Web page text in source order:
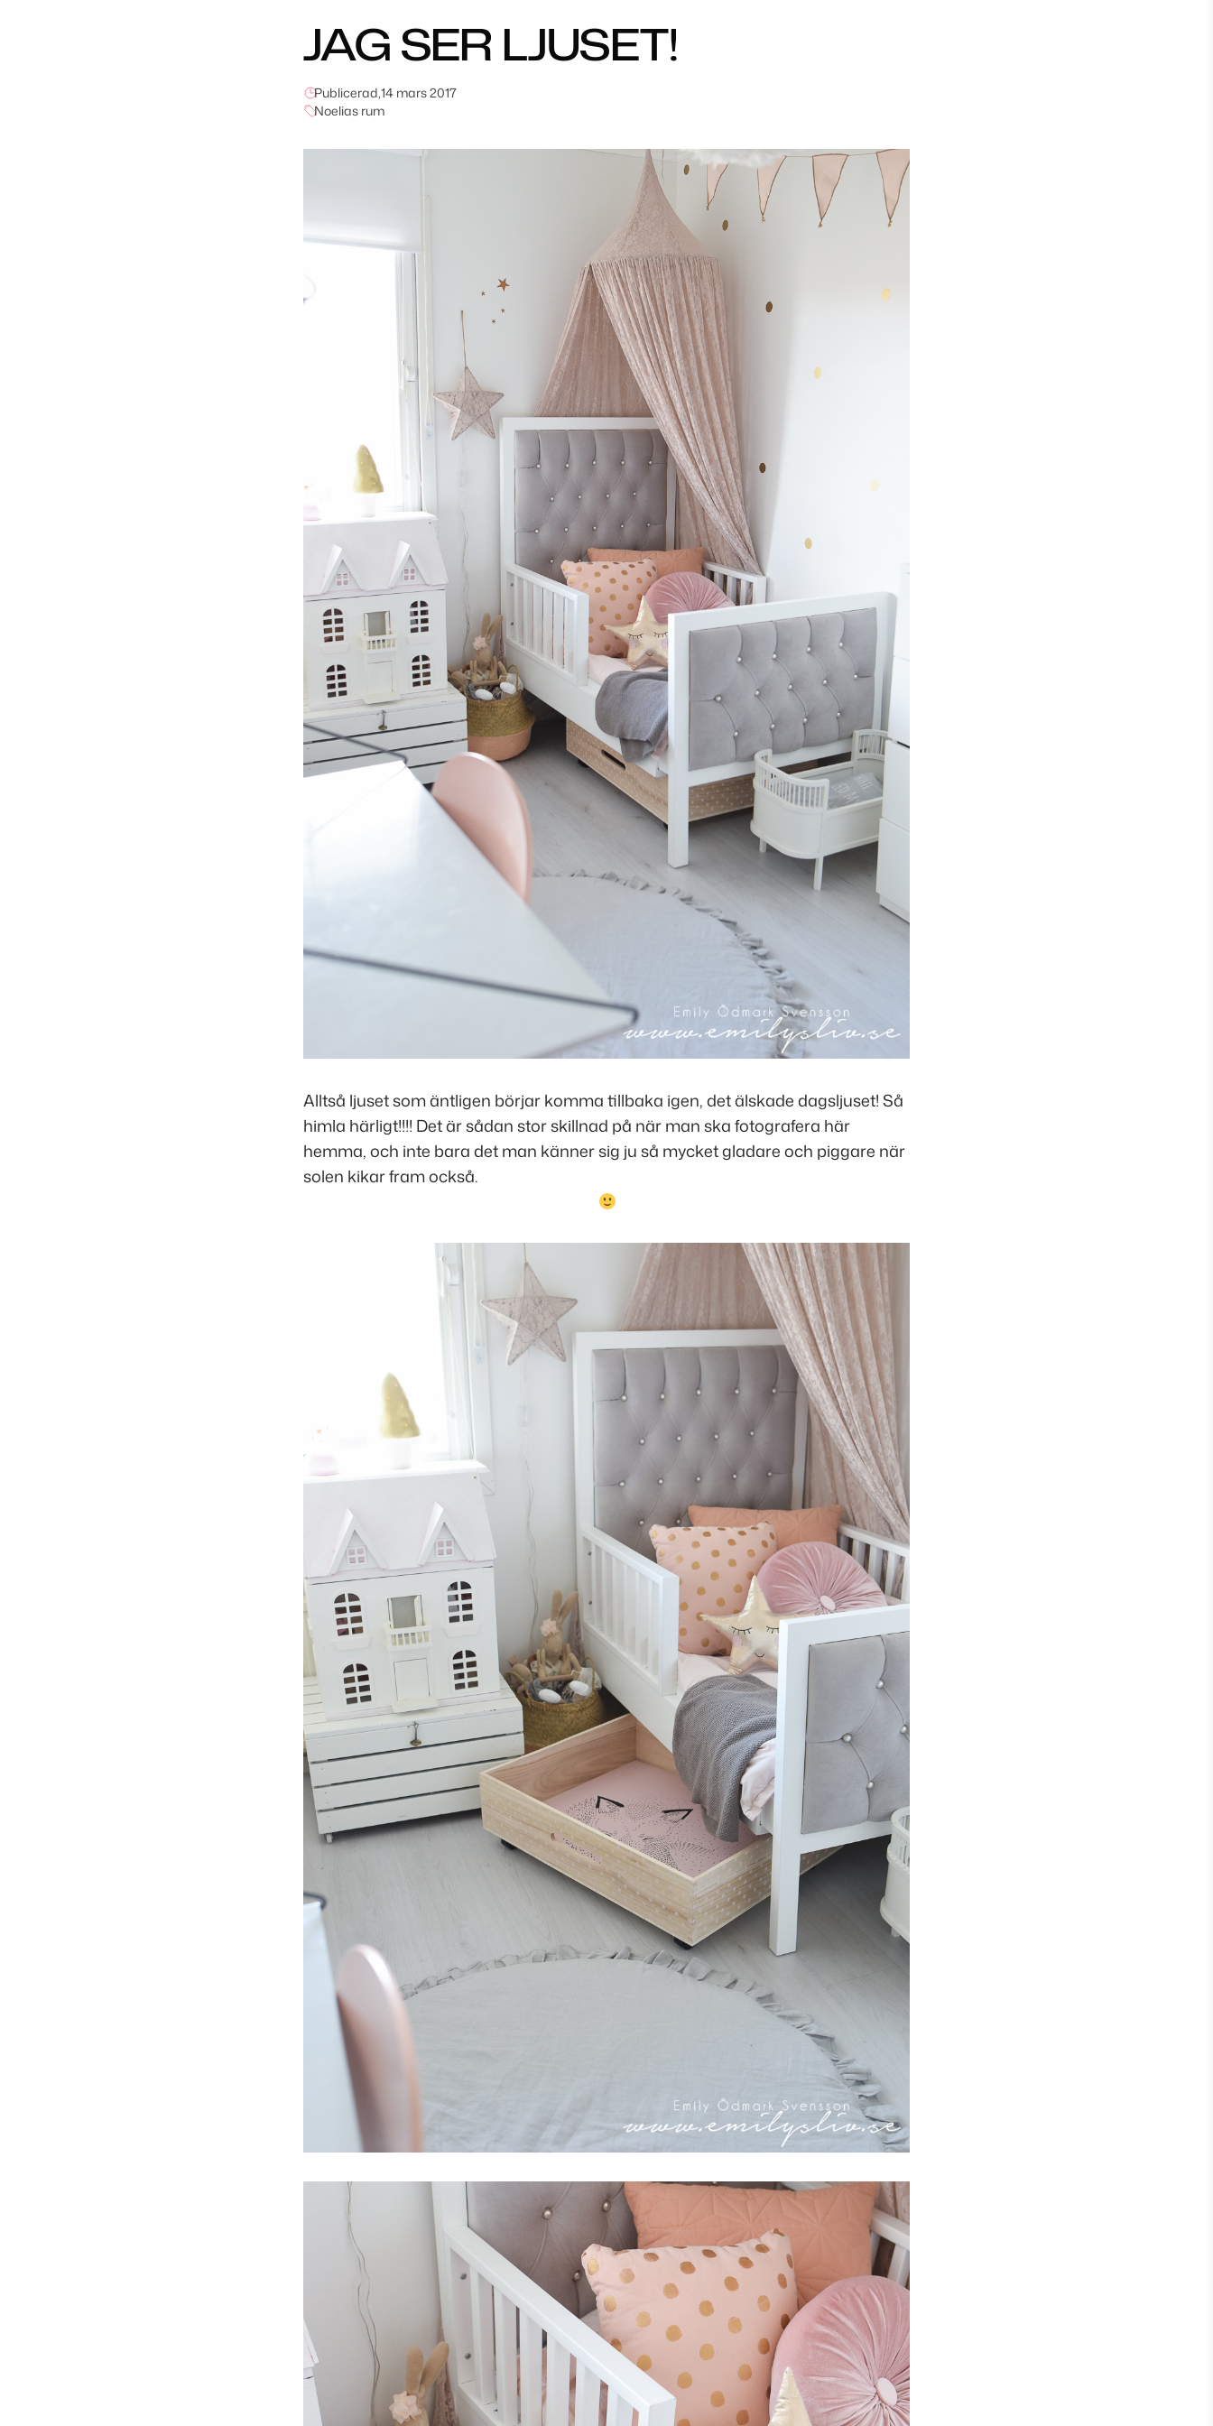
JAG SER LJUSET!
Publicerad,14 mars 2017
Noelias rum
Alltså ljuset som äntligen börjar komma tillbaka igen, det älskade dagsljuset! Så
himla härligt!!!! Det är sådan stor skillnad på när man ska fotografera här
hemma, och inte bara det man känner sig ju så mycket gladare och piggare när
solen kikar fram också.